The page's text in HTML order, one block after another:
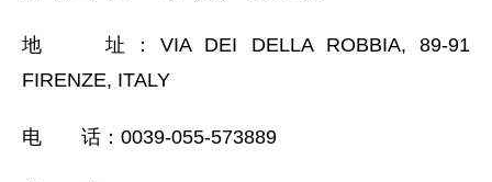
地 址：VIA DEI DELLA ROBBIA, 89-91
FIRENZE, ITALY
电 话：0039-055-573889